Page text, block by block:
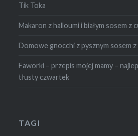
Tik Toka
Makaron z halloumi i białym sosem z
Domowe gnocchi z pysznym sosem
Faworki – przepis mojej mamy –
tłusty czwartek
TAGI